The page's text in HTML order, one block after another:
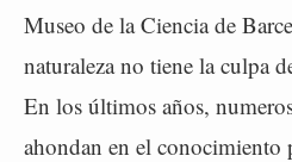
Museo de la Ciencia de
naturaleza no tiene la culpa
En los últimos años,
ahondan en el conocimiento